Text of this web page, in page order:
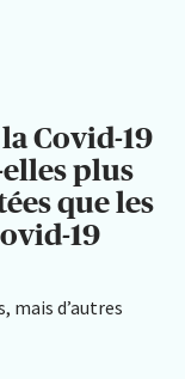
Covid-19
plus
que les
19
mais d’autres